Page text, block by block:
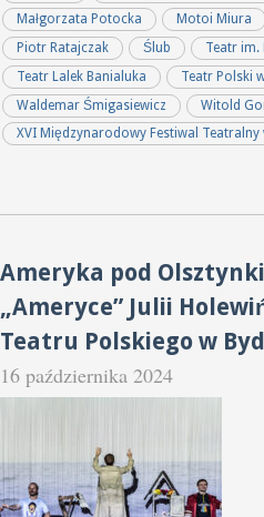
Małgorzata Potocka
Motoi Miura
Piotr Ratajczak
Ślub
Teatr im.
Teatr Lalek Banialuka
Teatr Polski
Waldemar Śmigasiewicz
Witold
XVI Międzynarodowy Festiwal Teatralny
Ameryka pod
„Ameryce” Julii
Teatru Polskiego w
16 października 2024